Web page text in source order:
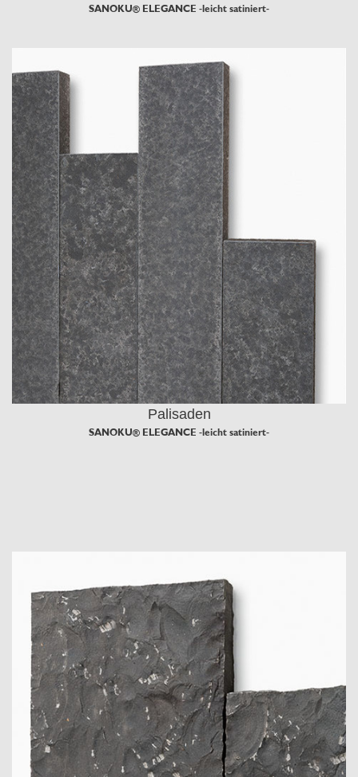
SANOKU® ELEGANCE -leicht satiniert-
Palisaden
SANOKU® ELEGANCE -leicht satiniert-